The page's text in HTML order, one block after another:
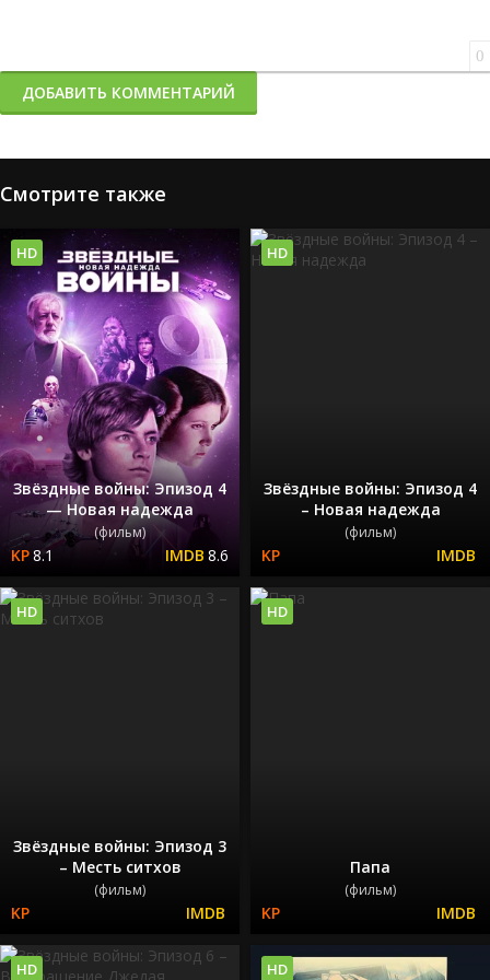
0
ДОБАВИТЬ КОММЕНТАРИЙ
Смотрите также
Звёздные войны: Эпизод 4
— Новая надежда
(фильм)
8.1 8.6
HD
Звёздные войны: Эпизод 4
– Новая надежда
(фильм)
HD
Звёздные войны: Эпизод 3
– Месть ситхов
(фильм)
HD
Папа
(фильм)
HD
HD HD